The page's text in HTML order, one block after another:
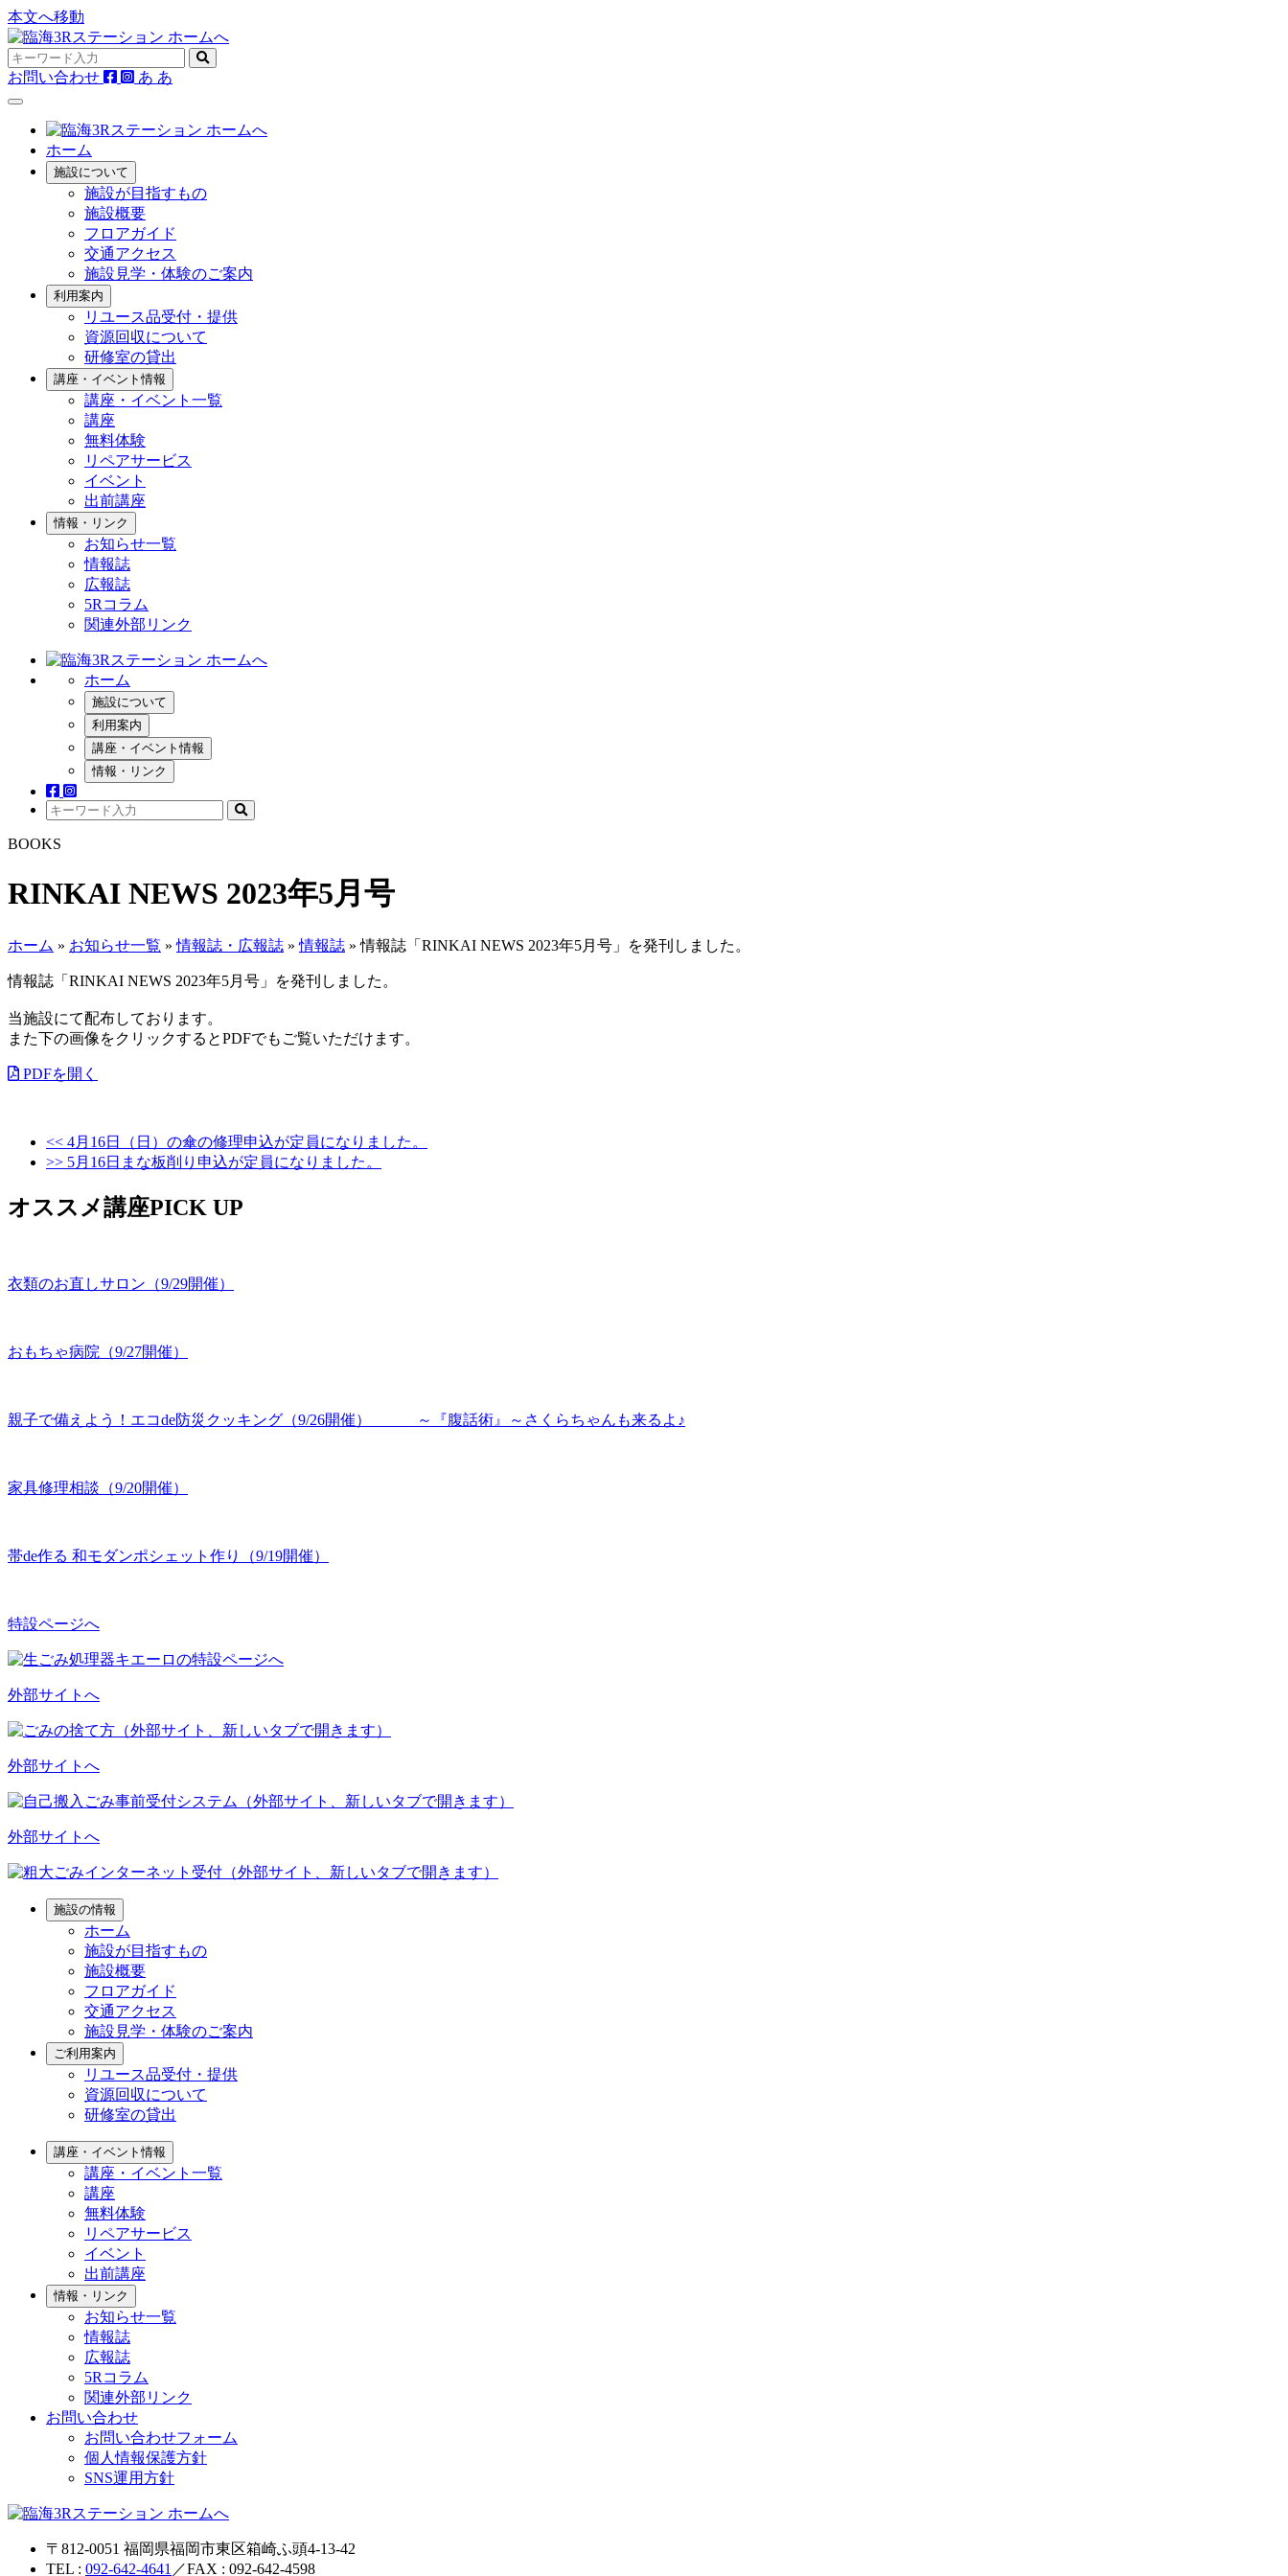
本文へ移動
お問い合わせ あ あ
ホーム
施設について
施設が目指すもの
施設概要
フロアガイド
交通アクセス
施設見学・体験のご案内
利用案内
リユース品受付・提供
資源回収について
研修室の貸出
講座・イベント情報
講座・イベント一覧
講座
無料体験
リペアサービス
イベント
出前講座
情報・リンク
お知らせ一覧
情報誌
広報誌
5Rコラム
関連外部リンク
ホーム
施設について
利用案内
講座・イベント情報
情報・リンク
BOOKS
RINKAI NEWS 2023年5月号
ホーム » お知らせ一覧 »情報誌・広報誌 »情報誌 »情報誌「RINKAI NEWS 2023年5月号」を発刊しました。
情報誌「RINKAI NEWS 2023年5月号」を発刊しました。
当施設にて配布しております。
また下の画像をクリックするとPDFでもご覧いただけます。
PDFを開く
<< 4月16日（日）の傘の修理申込が定員になりました。
>> 5月16日まな板削り申込が定員になりました。
オススメ講座PICK UP
衣類のお直しサロン（9/29開催）
おもちゃ病院（9/27開催）
親子で備えよう！エコde防災クッキング（9/26開催） ～『腹話術』～さくらちゃんも来るよ♪
家具修理相談（9/20開催）
帯de作る 和モダンポシェット作り（9/19開催）
特設ページへ
外部サイトへ
外部サイトへ
外部サイトへ
施設の情報
ホーム
施設が目指すもの
施設概要
フロアガイド
交通アクセス
施設見学・体験のご案内
ご利用案内
リユース品受付・提供
資源回収について
研修室の貸出
講座・イベント情報
講座・イベント一覧
講座
無料体験
リペアサービス
イベント
出前講座
情報・リンク
お知らせ一覧
情報誌
広報誌
5Rコラム
関連外部リンク
お問い合わせ
お問い合わせフォーム
個人情報保護方針
SNS運用方針
〒812-0051 福岡県福岡市東区箱崎ふ頭4-13-42
TEL : 092-642-4641 ／FAX : 092-642-4598